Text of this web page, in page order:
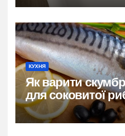
КУХНЯ
Як варити
для соковитої